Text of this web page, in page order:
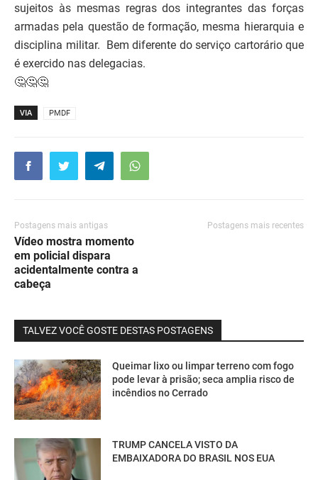
sujeitos às mesmas regras dos integrantes das forças
armadas pela questão de formação, mesma hierarquia e
disciplina militar. Bem diferente do serviço cartorário que
é exercido nas delegacias.
🤔🤔🤔
VIA PMDF
Postagens mais antigas
Vídeo mostra momento
em policial dispara
acidentalmente contra a
cabeça
Postagens mais recentes
TALVEZ VOCÊ GOSTE DESTAS POSTAGENS
Queimar lixo ou limpar terreno com fogo
pode levar à prisão; seca amplia risco de
incêndios no Cerrado
TRUMP CANCELA VISTO DA
EMBAIXADORA DO BRASIL NOS EUA